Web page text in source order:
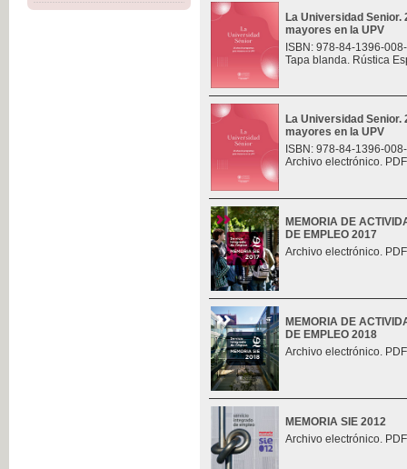
La Universidad
mayores en la UPV
ISBN: 978-84-1396-
Tapa blanda. Rústica
La Universidad
mayores en la UPV
ISBN: 978-84-1396-
Archivo electrónico.
MEMORIA DE
DE EMPLEO 2017
Archivo electrónico.
MEMORIA DE
DE EMPLEO 2018
Archivo electrónico.
MEMORIA SIE 2012
Archivo electrónico.